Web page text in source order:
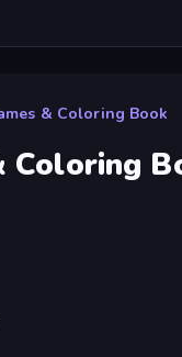
& Coloring Book
Coloring